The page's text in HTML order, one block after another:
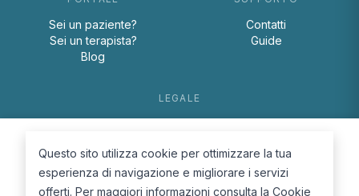
Sei un paziente?
Sei un terapista?
Blog
Contatti
Guide
LEGALE
Cookie Policy
Questo sito utilizza cookie per ottimizzare la tua
esperienza di navigazione e migliorare i servizi
offerti. Per maggiori informazioni consulta la Cookie